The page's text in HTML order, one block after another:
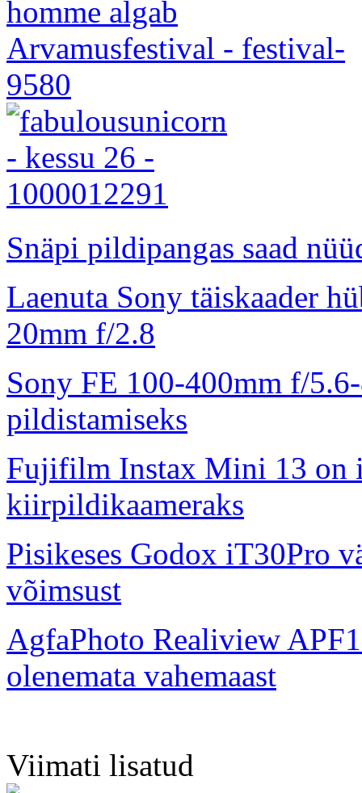
Snäpi pildipangas saad
Laenuta Sony täiskaader
20mm f/2.8
Sony FE 100-400mm f/
pildistamiseks
Fujifilm Instax Mini 13 on
kiirpildikaameraks
Pisikeses Godox iT30Pro
võimsust
AgfaPhoto Realiview
olenemata vahemaast
Viimati lisatud